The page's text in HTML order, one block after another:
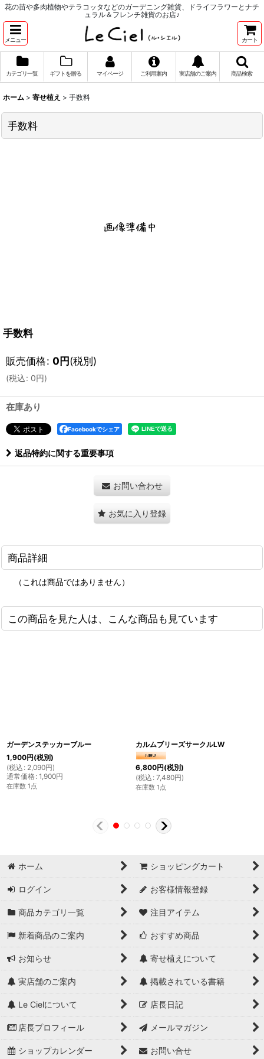
花の苗や多肉植物やテラコッタなどのガーデニング雑貨、ドライフラワーとナチ
ュラル＆フレンチ雑貨のお店♪
メニュー カート
カテゴリ一覧 ギフトを贈る マイページ ご利用案内 実店舗のご案内 商品検索
ホーム > 寄せ植え > 手数料
手数料
手数料
販売価格: 0円(税別)
(税込: 0円)
在庫あり
Facebookでシェア
返品特約に関する重要事項
お問い合わせ
お気に入り登録
商品詳細
（これは商品ではありません）
この商品を見た人は、こんな商品も見ています
ガーデンステッカーブルー
1,900円(税別)
(税込 : 2,090円)
通常価格: 1,900円
在庫数 1点
カルムブリーズサークルLW
6,800円(税別)
(税込 : 7,480円)
在庫数 1点
ホーム ショッピングカート
ログイン お客様情報登録
商品カテゴリ一覧 注目アイテム
新着商品のご案内 おすすめ商品
お知らせ 寄せ植えについて
実店舗のご案内 掲載されている書籍
Le Cielについて 店長日記
店長プロフィール メールマガジン
ショップカレンダー お問い合せ